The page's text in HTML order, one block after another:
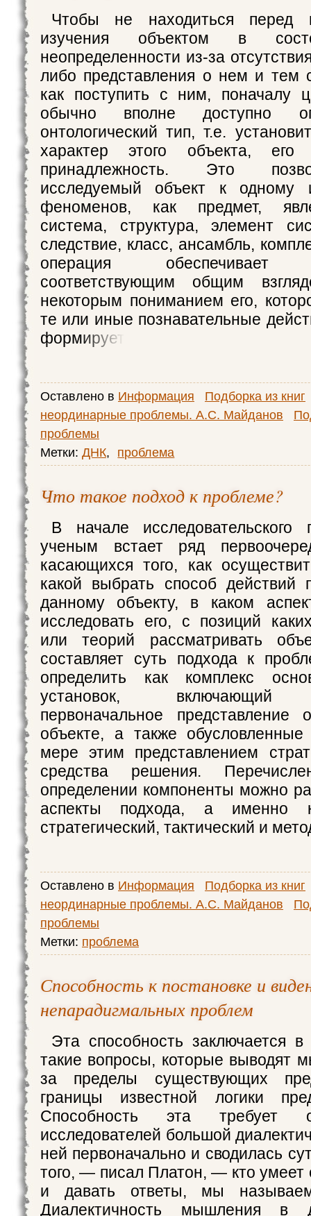
Чтобы не находиться перед
изучения объектом в
неопределенности из-за
либо представления о нем и тем
как поступить с ним, поначалу
обычно вполне доступно
онтологический тип, т.е.
характер этого объекта, его
принадлежность. Это
исследуемый объект к одному
феноменов, как предмет,
система, структура, элемент
следствие, класс, ансамбль,
операция обеспечивает
соответствующим общим
некоторым пониманием его,
те или иные познавательные
формирует
Оставлено в Информация
Подборка из книг
неординарные проблемы. А.С. Майданов
проблемы
Метки: ДНК, проблема
Что такое подход к проблеме?
В начале исследовательского
ученым встает ряд
касающихся того, как
какой выбрать способ
данному объекту, в каком
исследовать его, с позиций
или теорий рассматривать
составляет суть подхода к
определить как комплекс
установок, включающий
первоначальное представление
объекте, а также обусловленные
мере этим представлением
средства решения.
определении компоненты можно
аспекты подхода, а именно
стратегический, тактический и
Оставлено в Информация
Подборка из книг
неординарные проблемы. А.С. Майданов
проблемы
Метки: проблема
Способность к постановке и
непарадигмальных проблем
Эта способность заключается
такие вопросы, которые выводят
за пределы существующих
границы известной логики
Способность эта требует
исследователей большой
ней первоначально и сводилась
того, — писал Платон, — кто умеет
и давать ответы, мы называем
Диалектичность мышления в